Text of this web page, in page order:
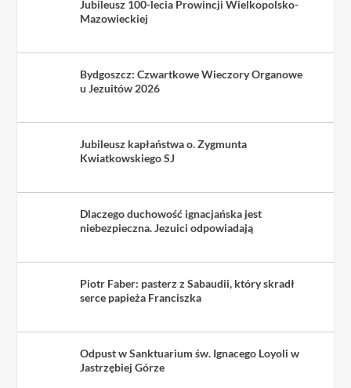
Jubileusz 100-lecia Prowincji Wielkopolsko-
Mazowieckiej
Bydgoszcz: Czwartkowe Wieczory Organowe
u Jezuitów 2026
Jubileusz kapłaństwa o. Zygmunta
Kwiatkowskiego SJ
Dlaczego duchowość ignacjańska jest
niebezpieczna. Jezuici odpowiadają
Piotr Faber: pasterz z Sabaudii, który skradł
serce papieża Franciszka
Odpust w Sanktuarium św. Ignacego Loyoli w
Jastrzębiej Górze